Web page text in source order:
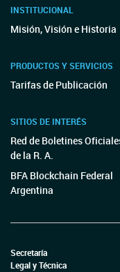
INSTITUCIONAL
Misión, Visión e Historia
PRODUCTOS Y SERVICIOS
Tarifas de Publicación
SITIOS DE INTERÉS
Red de Boletines
de la R. A.
BFA Blockchain Federal
Argentina
Secretaría
Legal y Técnica